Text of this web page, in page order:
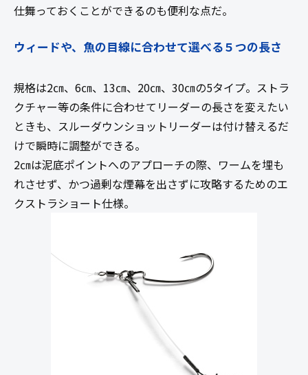
仕舞っておくことができるのも便利な点だ。
ウィードや、魚の目線に合わせて選べる５つの長さ
規格は2㎝、6㎝、13㎝、20㎝、30㎝の5タイプ。ストラ
クチャー等の条件に合わせてリーダーの長さを変えたい
ときも、スルーダウンショットリーダーは付け替えるだ
けで瞬時に調整ができる。
2㎝は泥底ポイントへのアプローチの際、ワームを埋も
れさせず、かつ過剰な煙幕を出さずに攻略するためのエ
クストラショート仕様。